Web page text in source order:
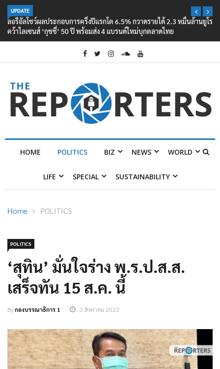
UPDATE
ลอรีอัลโชว์ผลประกอบการครึ่งปีแรกโต 6.5% กวาดรายได้ 2.3 หมื่นล้านยูโร
คว้าไลเซนส์ ‘กุชชี่’ 50 ปี พร้อมส่ง 4 แบรนด์ใหม่บุกตลาดไทย
HOME POLITICS BIZ NEWS WORLD
LIFE SPECIAL SUSTAINABILITY
Home POLITICS
POLITICS
‘สุทิน’ มั่นใจร่าง พ.ร.ป.ส.ส.
เสร็จทัน 15 ส.ค. นี้
Byกองบรรณาธิการ 1 3 สิงหาคม 2022